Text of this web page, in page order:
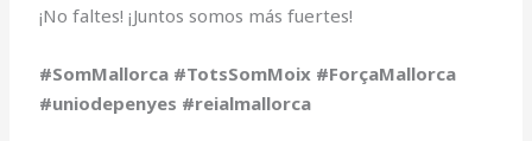
¡No faltes! ¡Juntos somos más fuertes!
#SomMallorca #TotsSomMoix #ForçaMallorca
#uniodepenyes #reialmallorca